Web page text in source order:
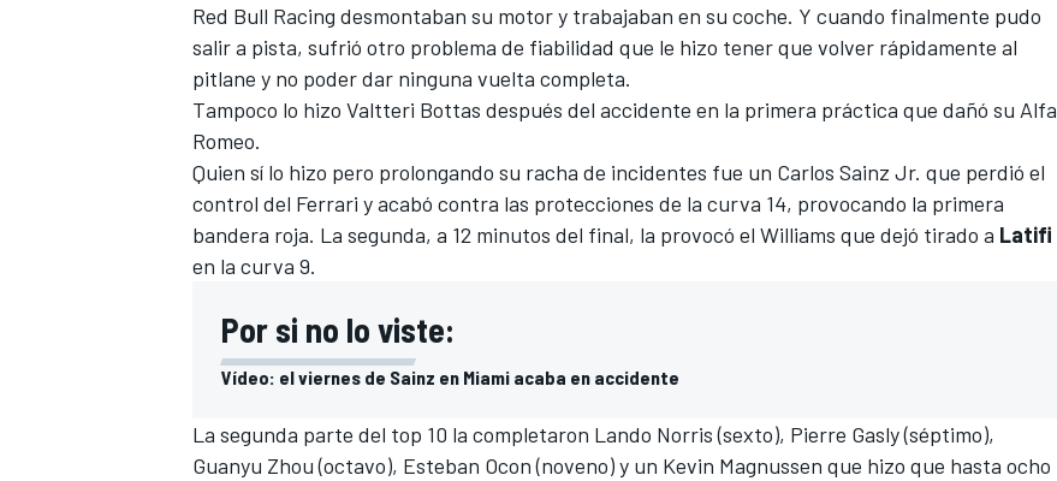
Red Bull Racing desmontaban su motor y trabajaban en su coche. Y cuando finalmente pudo
salir a pista, sufrió otro problema de fiabilidad que le hizo tener que volver rápidamente al
pitlane y no poder dar ninguna vuelta completa.
Tampoco lo hizo Valtteri Bottas después del accidente en la primera práctica que dañó su Alfa
Romeo.
Quien sí lo hizo pero prolongando su racha de incidentes fue un Carlos Sainz Jr. que perdió el
control del Ferrari y acabó contra las protecciones de la curva 14, provocando la primera
bandera roja. La segunda, a 12 minutos del final, la provocó el Williams que dejó tirado a Latifi
en la curva 9.
Por si no lo viste:
Vídeo: el viernes de Sainz en Miami acaba en accidente
La segunda parte del top 10 la completaron Lando Norris(sexto), Pierre Gasly(séptimo),
Guanyu Zhou(octavo), Esteban Ocon(noveno) y un Kevin Magnussen que hizo que hasta ocho